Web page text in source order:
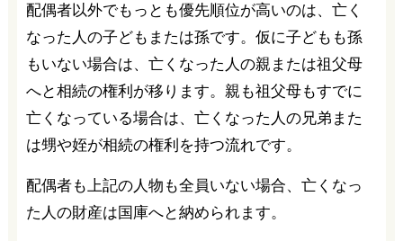
配偶者以外でもっとも優先順位が高いのは、亡く
なった人の子どもまたは孫です。仮に子どもも孫
もいない場合は、亡くなった人の親または祖父母
へと相続の権利が移ります。親も祖父母もすでに
亡くなっている場合は、亡くなった人の兄弟また
は甥や姪が相続の権利を持つ流れです。
配偶者も上記の人物も全員いない場合、亡くなっ
た人の財産は国庫へと納められます。